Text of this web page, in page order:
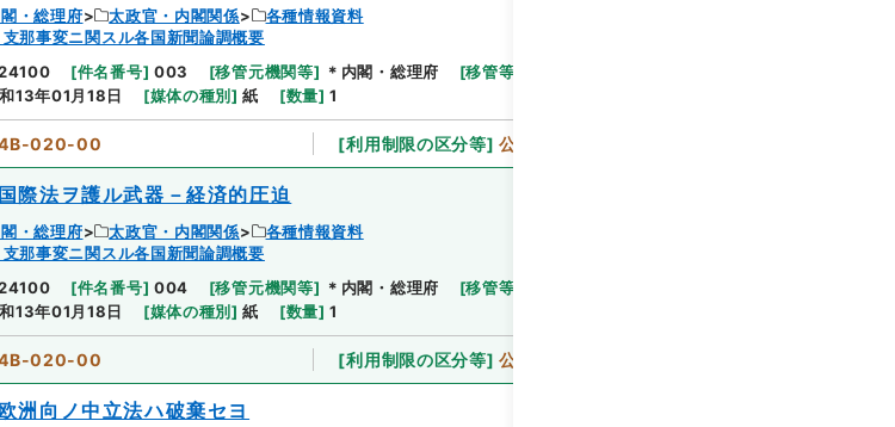
・総理府 太政官・内閣関係
各種情報資料
那事変ニ関スル各国新聞論調概要
[件名番号] 003 [移管元機関等] ＊内閣・総理府 [移管等年度
13年01月18日 [媒体の種別] 紙 [数量] 1
020-00 [利用制限の区分等] 公開
際法ヲ護ル武器－経済的圧迫
・総理府 太政官・内閣関係
各種情報資料
那事変ニ関スル各国新聞論調概要
[件名番号] 004 [移管元機関等] ＊内閣・総理府 [移管等年度
13年01月18日 [媒体の種別] 紙 [数量] 1
020-00 [利用制限の区分等] 公開
洲向ノ中立法ハ破棄セヨ